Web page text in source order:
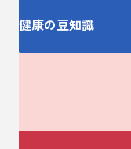
健康の豆知識